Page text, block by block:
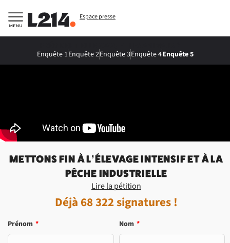
Espace presse
Enquête 1Enquête 2Enquête 3Enquête 4Enquête 5
METTONS FIN À L’ÉLEVAGE INTENSIF ET À LA
PÊCHE INDUSTRIELLE
Lire la pétition
Déjà 68 322signatures !
Prénom * Nom *